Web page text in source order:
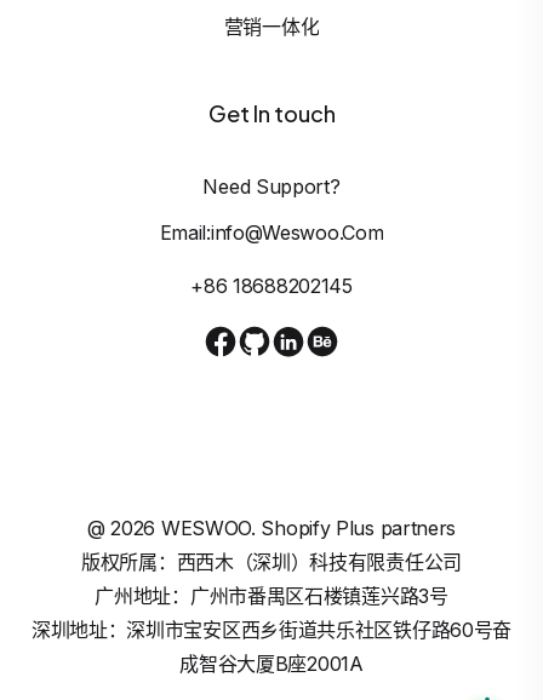
营销一体化
Get In touch
Need Support?
Email:info@weswoo.com
+86 18688202145
@2026 WESWOO. Shopify Plus partners
版权所属：西西木（深圳）科技有限责任公司
广州地址：广州市番禺区石楼镇莲兴路3号
深圳地址：深圳市宝安区西乡街道共乐社区铁仔路60号奋
成智谷大厦B座2001A